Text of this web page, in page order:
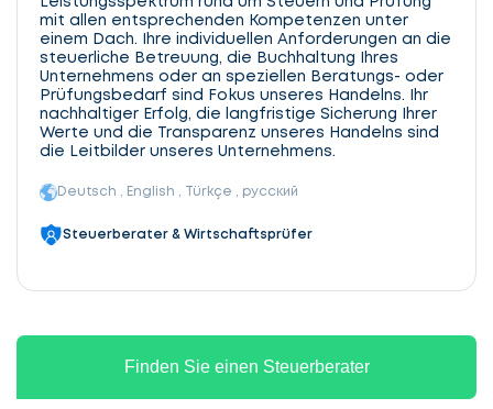
mit allen entsprechenden Kompetenzen unter
einem Dach. Ihre individuellen Anforderungen an die
steuerliche Betreuung, die Buchhaltung Ihres
Unternehmens oder an speziellen Beratungs- oder
Prüfungsbedarf sind Fokus unseres Handelns. Ihr
nachhaltiger Erfolg, die langfristige Sicherung Ihrer
Werte und die Transparenz unseres Handelns sind
die Leitbilder unseres Unternehmens.
Deutsch , English , Türkçe , русский
Steuerberater & Wirtschaftsprüfer
Finden Sie einen Steuerberater